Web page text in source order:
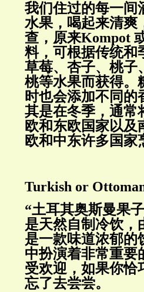
我们住过的每一间
水果，喝起来清爽
查，原来Kompot
料，可根据传统和
草莓、杏子、桃子
桃等水果而获得。
时也会添加不同
其是在冬季，通常
欧和东欧国家以及
欧和中东许多国
Turkish or
“土耳其奥斯曼果
是天然自制冷饮，
是一款味道浓郁的
中扮演着非常重要
受欢迎，如果你恰
忘了去尝尝。